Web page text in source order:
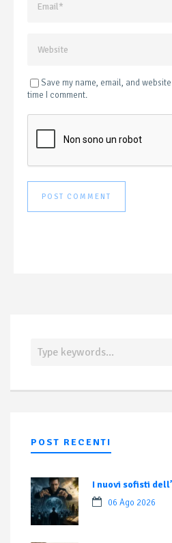
Save my name, email, and
time I comment.
POST RECENTI
I nuovi sofisti
06 Ago 2026